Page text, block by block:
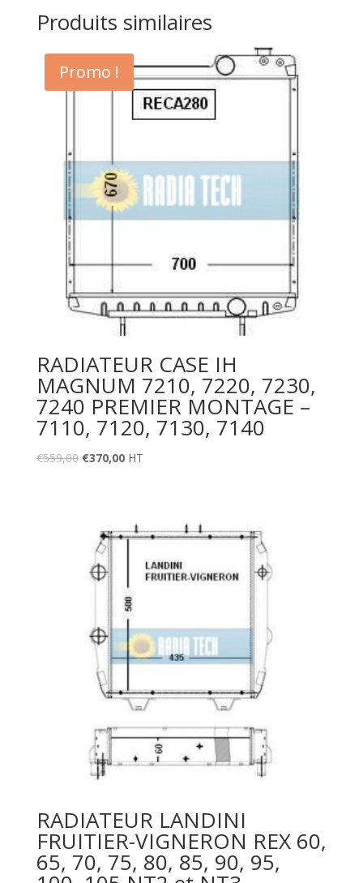
Produits similaires
Promo !
RADIATEUR CASE IH
MAGNUM 7210, 7220, 7230,
7240 PREMIER MONTAGE –
7110, 7120, 7130, 7140
€559,00 €370,00 HT
RADIATEUR LANDINI
FRUITIER-VIGNERON REX 60,
65, 70, 75, 80, 85, 90, 95,